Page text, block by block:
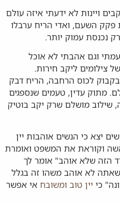
ויינות לא ידעתי איזה עולם
פקק השעם, ואדי הריח ערבלו
נכנסת עמוק יותר.
וגם אהבתי לא אוכל
צילומים ליקב חירות.
לכוס הרחבה, הריח דבק
מתוק עדין, טעמים שנספגים
שילוב מושלם שרק יקב בוטיק
יצא כי הנשים אוהבות יין
וקוראת את המשפט ואומרת
הזה שלא אוהב" אומר לך
לא אוהב משהו זה בגלל
כי יין טוב ומשובח אי אפשר